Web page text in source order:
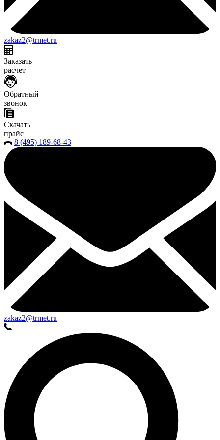
zakaz2@trmet.ru
Заказать
расчет
Обратный
звонок
Скачать
прайс
8 (495) 189-68-43
zakaz2@trmet.ru